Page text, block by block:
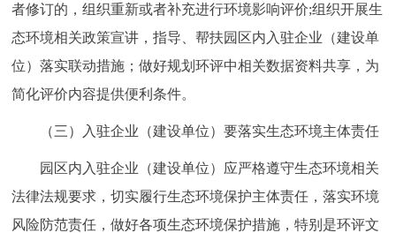
者修订的，组织重新或者补充进行环境影响评价;组织开展生
态环境相关政策宣讲，指导、帮扶园区内入驻企业（建设单
位）落实联动措施；做好规划环评中相关数据资料共享，为
简化评价内容提供便利条件。
（三）入驻企业（建设单位）要落实生态环境主体责任
园区内入驻企业（建设单位）应严格遵守生态环境相关
法律法规要求，切实履行生态环境保护主体责任，落实环境
风险防范责任，做好各项生态环境保护措施，特别是环评文